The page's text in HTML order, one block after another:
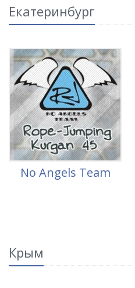
Екатеринбург
No Angels Team
Крым